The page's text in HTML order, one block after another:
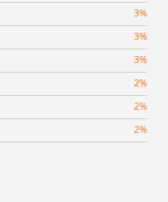
3%
3%
3%
2%
2%
2%